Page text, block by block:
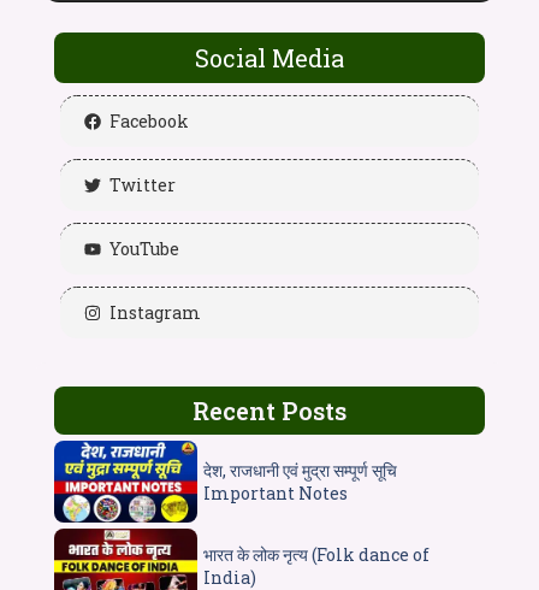
Social Media
Facebook
Twitter
YouTube
Instagram
Recent Posts
देश, राजधानी एवं मुद्रा सम्पूर्ण सूचि
Important Notes
भारत के लोक नृत्य (Folk dance of
India)